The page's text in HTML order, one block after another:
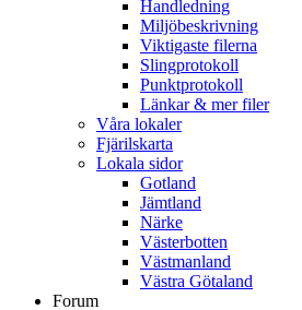
Handledning
Miljöbeskrivning
Viktigaste filerna
Slingprotokoll
Punktprotokoll
Länkar & mer filer
Våra lokaler
Fjärilskarta
Lokala sidor
Gotland
Jämtland
Närke
Västerbotten
Västmanland
Västra Götaland
Forum